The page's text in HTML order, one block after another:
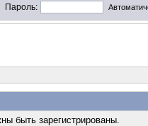
Пароль:
быть зарегистрированы.